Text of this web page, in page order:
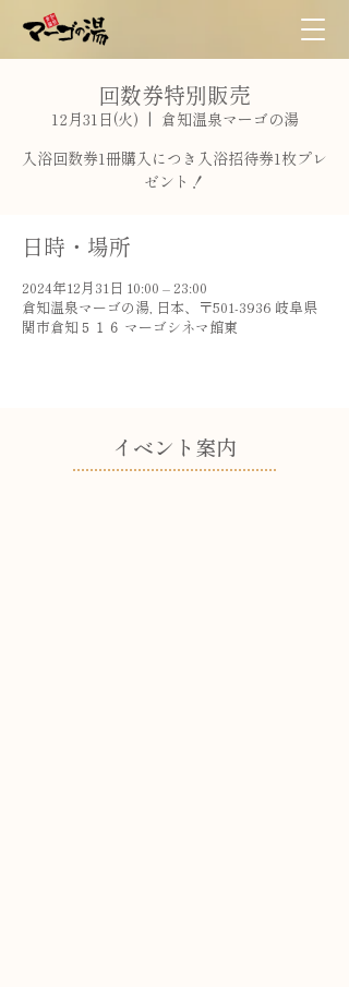
回数券特別販売
12月31日(火)
  |
倉知温泉マーゴの湯
入浴回数券1冊購入につき入浴招待券1枚プレ
ゼント！
日時・場所
2024年12月31日 10:00 – 23:00
倉知温泉マーゴの湯, 日本、〒501-3936 岐阜県
関市倉知５１６ マーゴシネマ館東
​イベント案内